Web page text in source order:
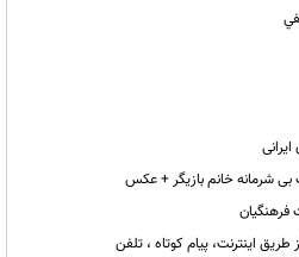
شرمانه خانم بازیگر + عکس
اینترنت، پیام کوتاه ، تلفن